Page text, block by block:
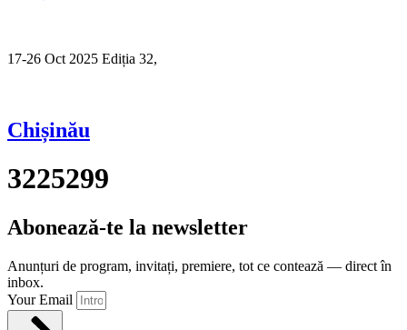
17-26 Oct 2025 Ediția 32,
Chișinău
3225299
Abonează-te la newsletter
Anunțuri de program, invitați, premiere, tot ce contează — direct în
inbox.
Your Email